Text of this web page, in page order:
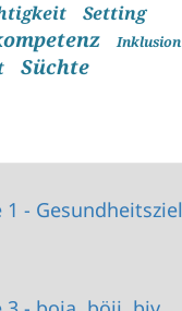
Setting
Inklusion
Süchte